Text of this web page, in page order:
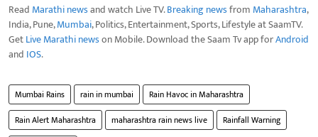
Read Marathi newsand watch Live TV.Breaking newsfrom Maharashtra,
India, Pune,Mumbai, Politics, Entertainment, Sports, Lifestyle at SaamTV.
GetLive Marathi newson Mobile. Download the Saam Tv app forAndroid
and IOS.
Mumbai Rains rain in mumbai
Rain Havoc in Maharashtra
Rain Alert Maharashtra
maharashtra rain news live
Rainfall Warning